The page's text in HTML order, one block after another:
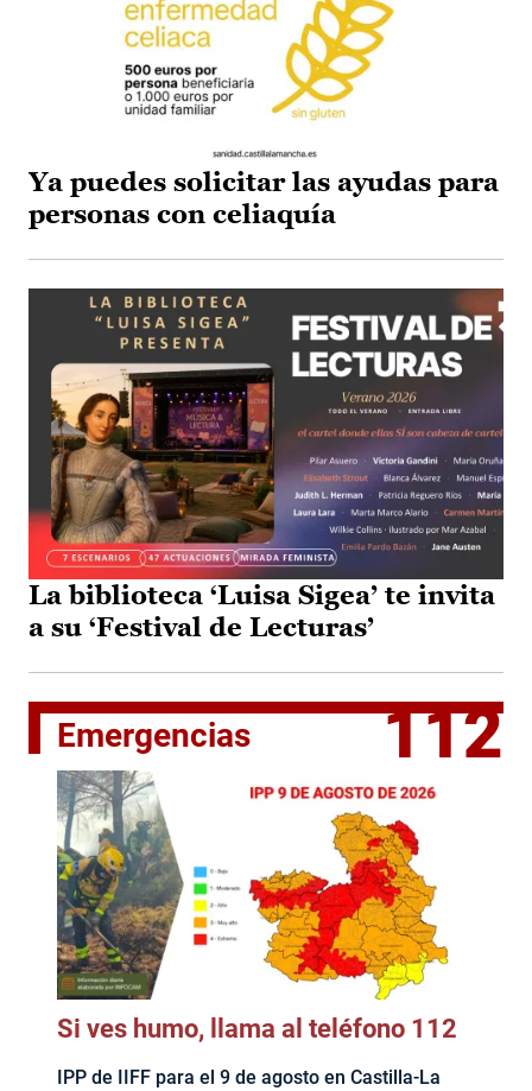
Ya puedes solicitar las ayudas para
personas con celiaquía
La biblioteca ‘Luisa Sigea’ te invita
a su ‘Festival de Lecturas’
Emergencias 112
Si ves humo, llama al teléfono 112
IPP de IIFF para el 9 de agosto en Castilla-La